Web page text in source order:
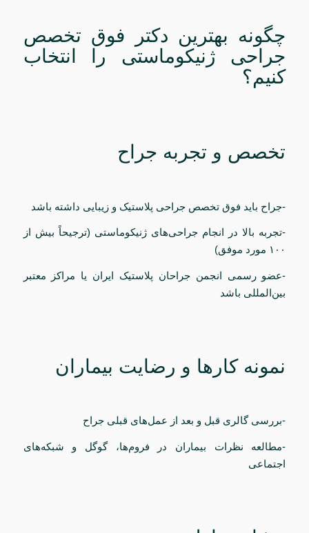
چگونه بهترین دکتر فوق تخصص
جراحی ژنیکوماستی را انتخاب
کنیم؟
تخصص و تجربه جراح
-جراح باید فوق تخصص جراحی پلاستیک و زیبایی داشته باشد
-تجربه بالا در انجام جراحی‌های ژنیکوماستی (ترجیحاً بیش از
۱۰۰ مورد موفق)
-عضو رسمی انجمن جراحان پلاستیک ایران یا مراکز معتبر
بین‌المللی باشد
نمونه کارها و رضایت بیماران
-بررسی گالری قبل و بعد از عمل‌های قبلی جراح
-مطالعه نظرات بیماران در فروم‌ها، گوگل و شبکه‌های
اجتماعی